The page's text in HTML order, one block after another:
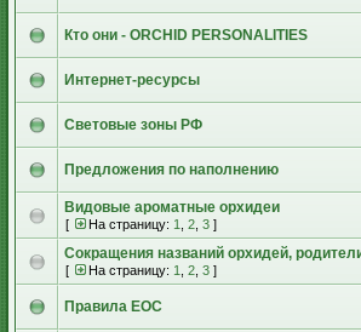
Кто они - ORCHID PERSONALITIES
Интернет-ресурсы
Световые зоны РФ
Предложения по наполнению
Видовые ароматные орхидеи
[ На страницу: 1 2 3 ]
Сокращения названий орхидей,
[ На страницу: 1 2 3 ]
Правила EOC